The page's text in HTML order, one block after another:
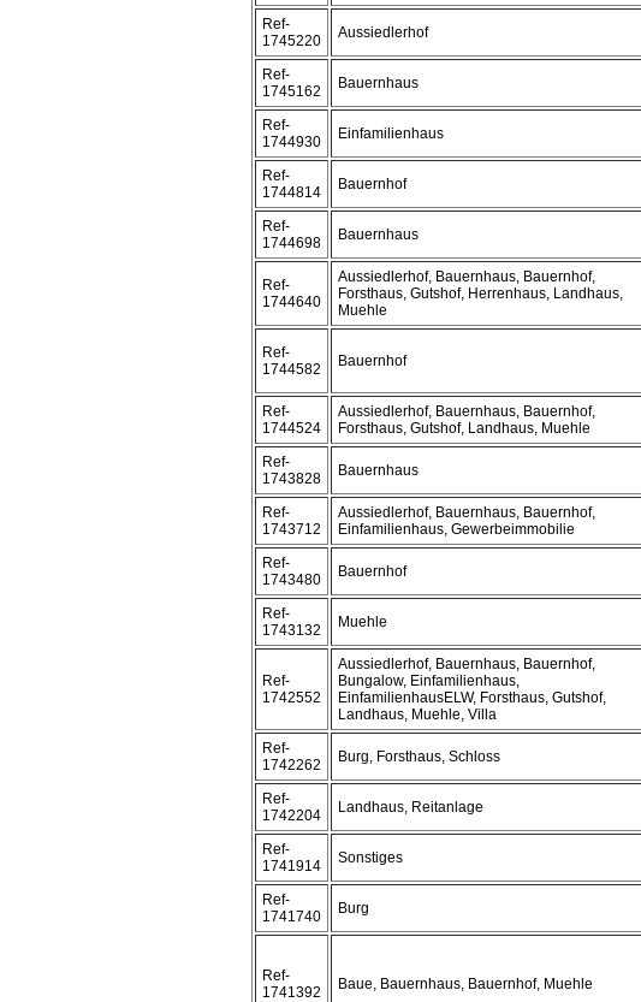
Ref-
1745220
Aussiedlerhof
Ref-
1745162
Bauernhaus
Ref-
1744930
Einfamilienhaus
Ref-
1744814
Bauernhof
Ref-
1744698
Bauernhaus
Ref-
1744640
Aussiedlerhof, Bauernhaus, Bauernhof,
Forsthaus, Gutshof, Herrenhaus, Landhaus,
Muehle
Ref-
1744582
Bauernhof
Ref-
1744524
Aussiedlerhof, Bauernhaus, Bauernhof,
Forsthaus, Gutshof, Landhaus, Muehle
Ref-
1743828
Bauernhaus
Ref-
1743712
Aussiedlerhof, Bauernhaus, Bauernhof,
Einfamilienhaus, Gewerbeimmobilie
Ref-
1743480
Bauernhof
Ref-
1743132
Muehle
Ref-
1742552
Aussiedlerhof, Bauernhaus, Bauernhof,
Bungalow, Einfamilienhaus,
EinfamilienhausELW, Forsthaus, Gutshof,
Landhaus, Muehle, Villa
Ref-
1742262
Burg, Forsthaus, Schloss
Ref-
1742204
Landhaus, Reitanlage
Ref-
1741914
Sonstiges
Ref-
1741740
Burg
Ref-
1741392
Baue, Bauernhaus, Bauernhof, Muehle